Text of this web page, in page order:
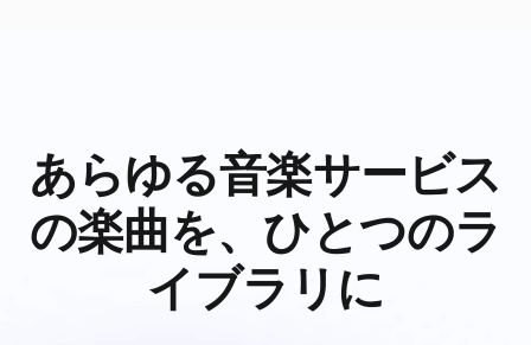
あらゆる音楽サービス
の楽曲を、ひとつのラ
イブラリに